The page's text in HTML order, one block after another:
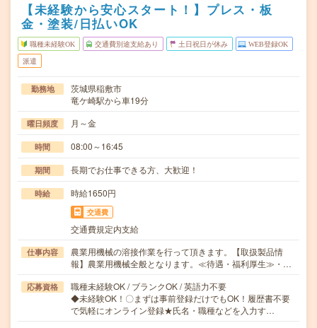
【未経験から安心スタート！】プレス・板
金・塗装/日払いOK
職種未経験OK 交通費別途支給あり 土日祝日が休み WEB登録OK
派遣
勤務地
茨城県稲敷市
竜ケ崎駅から車19分
曜日頻度 月～金
時間 08:00～16:45
期間 長期でお仕事できる方、大歓迎！
時給 時給1650円
交通費
交通費規定内支給
仕事内容
農業用機械の溶接作業を行って頂きます。【取扱製品情
報】農業用機械全般となります。≪待遇・福利厚生≫・…
応募資格
職種未経験OK / ブランクOK / 英語力不要
◆未経験OK！〇まずは事前登録だけでもOK！履歴書不要
で気軽にオンライン登録★氏名・職種などを入力す…